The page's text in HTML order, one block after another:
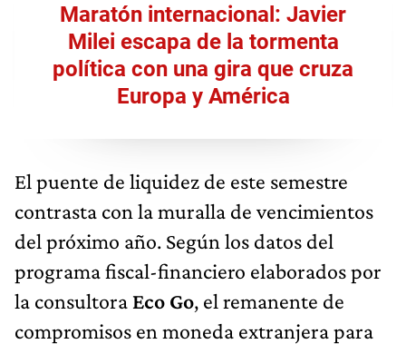
Maratón internacional: Javier
Milei escapa de la tormenta
política con una gira que cruza
Europa y América
El puente de liquidez de este semestre
contrasta con la muralla de vencimientos
del próximo año. Según los datos del
programa fiscal-financiero elaborados por
la consultora Eco Go, el remanente de
compromisos en moneda extranjera para